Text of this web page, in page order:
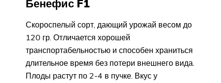
Бенефис F1
Скороспелый сорт, дающий урожай весом до
120 гр. Отличается хорошей
транспортабельностью и способен храниться
длительное время без потери внешнего вида.
Плоды растут по 2-4 в пучке. Вкус у